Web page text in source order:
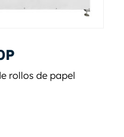
rollos de papel